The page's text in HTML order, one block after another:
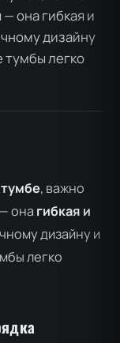
она гибкая и
дизайну
легко
, важно
она гибкая и
дизайну и
легко